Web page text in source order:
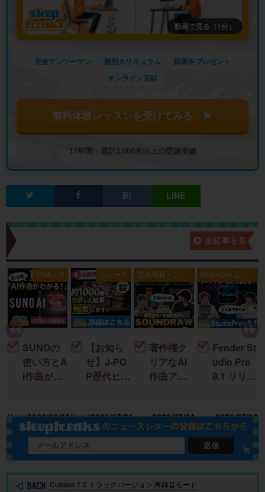
動画で見る（1分）
完全マンツーマン 個別カリキュラム
録画をプレゼント
オンライン完結
無料体験レッスンを受けてみる ▶
17年間・累計2,000名以上の受講実績
新着記事一覧 全記事を見る
DTM × AI
SUNOの
使い方とA
I作曲がわ
に生成AI
を取り入
れる基本
ガイド
New!2026/08/02
ニュース
【お知ら
せ】J-PO
P歴代ヒッ
析”する公
開収録イ
ベント開
催
New!2026/07/31
音楽機材・ソフ
ト
著作権ク
リアなAI
作曲アプ
Grid」｜M
ac・iOSで
単に作
成！
2026/07/24
StudioOne 上級
者編
Fender St
udio Pro
8.1 リリー
点まとめ
2026/07/19
送信
Cubase 7.5 トラックバージョン 再録音モード